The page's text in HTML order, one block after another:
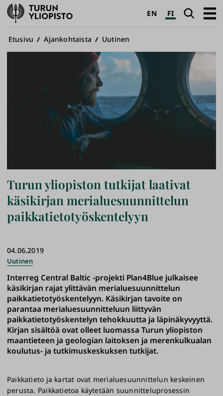
Turun
yliopisto
EN FI Haku
Avaa
Murupolku
Etusivu Ajankohtaista Uutinen
Turun yliopiston tutkijat laativat
käsikirjan merialuesuunnittelun
paikkatietotyöskentelyyn
04.06.2019
Uutinen
Interreg Central Baltic -projekti Plan4Blue julkaisee
käsikirjan rajat ylittävän merialuesuunnittelun
paikkatietotyöskentelyyn. Käsikirjan tavoite on
parantaa merialuesuunnitteluun liittyvän
paikkatietotyöskentelyn tehokkuutta ja läpinäkyvyyttä.
Kirjan sisältöä ovat olleet luomassa Turun yliopiston
maantieteen ja geologian laitoksen ja merenkulkualan
koulutus- ja tutkimuskeskuksen tutkijat.
Paikkatieto ja kartat ovat merialuesuunnittelun keskeinen
perusta. Paikkatietoa käytetään suunnitteluprosessin